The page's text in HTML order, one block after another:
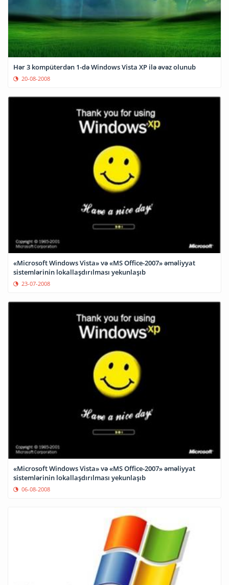
Hər 3 kompüterdən 1-də Windows Vista XP ilə əvəz olunub
20-08-2008
«Microsoft Windows Vista» və «MS Office-2007» əməliyyat
sistemlərinin lokallaşdırılması yekunlaşıb
23-07-2008
«Microsoft Windows Vista» və «MS Office-2007» əməliyyat
sistemlərinin lokallaşdırılması yekunlaşıb
06-08-2008